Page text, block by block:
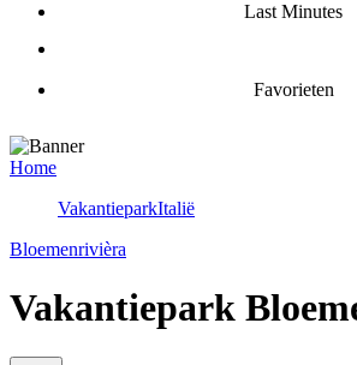
Last Minutes
Favorieten
Home
VakantieparkItalië
Bloemenrivièra
Vakantiepark